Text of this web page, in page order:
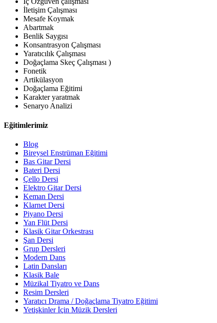
İletişim Çalışması
Mesafe Koymak
Abartmak
Benlik Saygısı
Konsantrasyon Çalışması
Yaratıcılık Çalışması
Doğaçlama Skeç Çalışması )
Fonetik
Artikülasyon
Doğaçlama Eğitimi
Karakter yaratmak
Senaryo Analizi
Eğitimlerimiz
Blog
Bireysel Enstrüman Eğitimi
Bas Gitar Dersi
Bateri Dersi
Çello Dersi
Elektro Gitar Dersi
Keman Dersi
Klarnet Dersi
Piyano Dersi
Yan Flüt Dersi
Klasik Gitar Orkestrası
Şan Dersi
Grup Dersleri
Modern Dans
Latin Dansları
Klasik Bale
Müzikal Tiyatro ve Dans
Resim Dersleri
Yaratıcı Drama / Doğaçlama Tiyatro Eğitimi
Yetişkinler İçin Müzik Dersleri